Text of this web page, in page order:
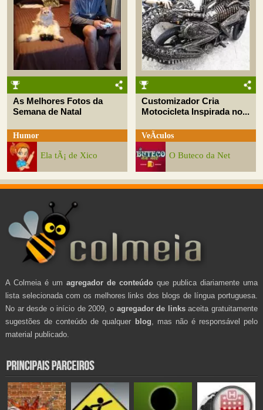
As Melhores Fotos da
Semana de Natal
Humor
Ela tÃ¡ de Xico
Customizador Cria
Motocicleta Inspirada no...
VeÃ­culos
O Buteco da Net
A Colmeia é um agregador de conteúdo que publica diariamente uma
lista selecionada com os melhores links dos blogs de língua portuguesa.
No ar desde o início de 2009, o agregador de linksaceita gratuitamente
sugestões de conteúdo de qualquer blog , mas não é responsável pelo
material publicado.